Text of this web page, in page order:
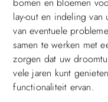
lay-out en indeling van
van eventuele
samen te werken met
zorgen dat uw
vele jaren kunt
functionaliteit ervan.